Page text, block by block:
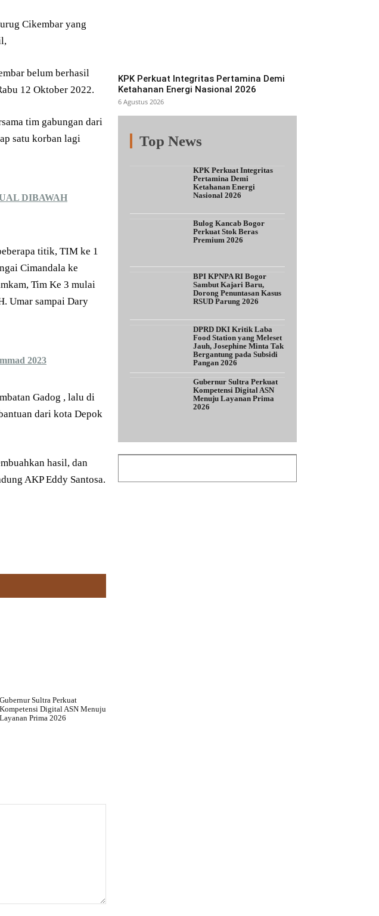
Cikembar yang
belum berhasil
12 Oktober 2022.
tim gabungan dari
satu korban lagi
DIBAWAH
titik, TIM ke 1
Cimandala ke
Tim Ke 3 mulai
Umar sampai Dary
2023
Gadog , lalu di
dari kota Depok
hasil, dan
AKP Eddy Santosa.
Gubernur Sultra Perkuat
Kompetensi Digital ASN Menuju
Layanan Prima 2026
KPK Perkuat Integritas Pertamina Demi
Ketahanan Energi Nasional 2026
6 Agustus 2026
Top News
Fitur Populer
KPK Perkuat Integritas
Pertamina Demi
Ketahanan Energi
Nasional 2026
Bulog Kancab Bogor
Perkuat Stok Beras
Premium 2026
BPI KPNPA RI Bogor
Sambut Kajari Baru,
Dorong Penuntasan Kasus
RSUD Parung 2026
DPRD DKI Kritik Laba
Food Station yang Meleset
Jauh, Josephine Minta Tak
Bergantung pada Subsidi
Pangan 2026
Gubernur Sultra Perkuat
Kompetensi Digital ASN
Menuju Layanan Prima
2026